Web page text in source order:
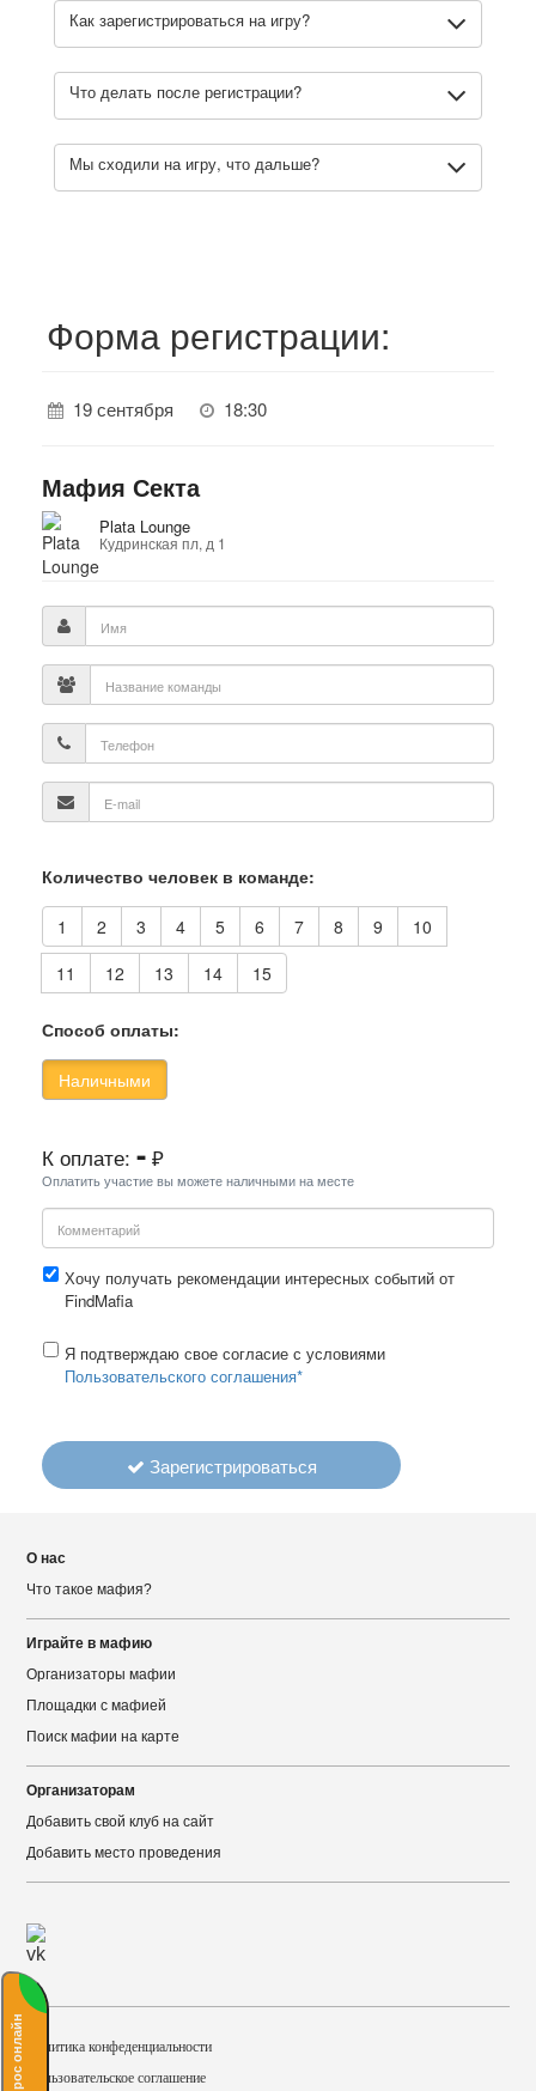
Как зарегистрироваться на игру?
Что делать после регистрации?
Мы сходили на игру, что дальше?
Форма регистрации:
19 сентября 18:30
Мафия Секта
Plata Lounge
Кудринская пл, д 1
Количество человек в команде:
1 2 3 4 5 6 7 8 9
10
11
12 13 14 15
Способ оплаты:
Наличными
К оплате: - ₽
Оплатить участие вы можете наличными на месте
Хочу получать рекомендации интересных событий от
FindMafia
Я подтверждаю свое согласие с условиями
Пользовательского соглашения*
Зарегистрироваться
О нас
Что такое мафия?
Играйте в мафию
Организаторы мафии
Площадки с мафией
Поиск мафии на карте
Организаторам
Добавить свой клуб на сайт
Добавить место проведения
Политика конфеденциальности
Пользовательское соглашение